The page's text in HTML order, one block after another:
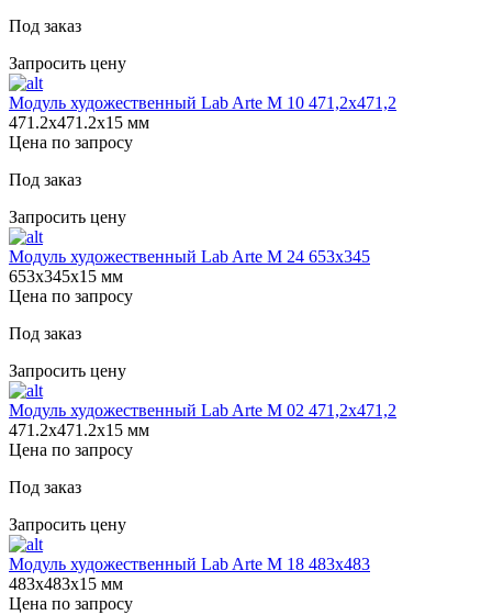
Под заказ
Запросить цену
Модуль художественный Lab Arte М 10 471,2х471,2
471.2х471.2х15 мм
Цена по запросу
Под заказ
Запросить цену
Модуль художественный Lab Arte М 24 653х345
653х345х15 мм
Цена по запросу
Под заказ
Запросить цену
Модуль художественный Lab Arte М 02 471,2х471,2
471.2х471.2х15 мм
Цена по запросу
Под заказ
Запросить цену
Модуль художественный Lab Arte М 18 483х483
483х483х15 мм
Цена по запросу